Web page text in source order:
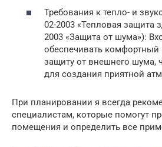
Требования к тепло- и
02-2003 «Тепловая защита
2003 «Защита от шума»):
обеспечивать
защиту от внешнего шума,
для создания приятной
При планировании я всегда
специалистам, которые помогут
помещения и определить все